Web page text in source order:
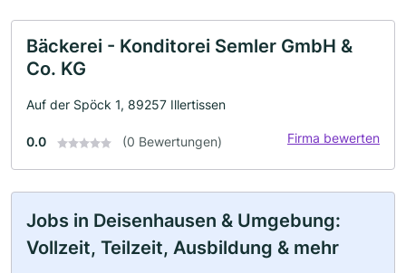
Bäckerei - Konditorei Semler GmbH &
Co. KG
Auf der Spöck 1, 89257 Illertissen
0.0 (0 Bewertungen) Firma bewerten
Jobs in Deisenhausen & Umgebung:
Vollzeit, Teilzeit, Ausbildung & mehr